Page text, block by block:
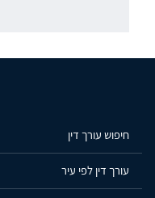
חיפוש עורך דין
עורך דין לפי עיר